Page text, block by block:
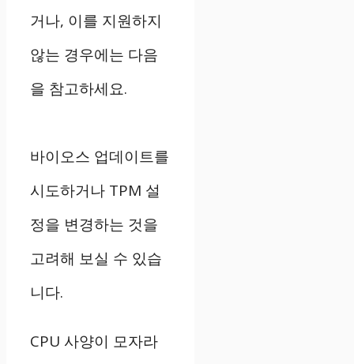
거나, 이를 지원하지
않는 경우에는 다음
을 참고하세요.
바이오스 업데이트를
시도하거나 TPM 설
정을 변경하는 것을
고려해 보실 수 있습
니다.
CPU 사양이 모자라